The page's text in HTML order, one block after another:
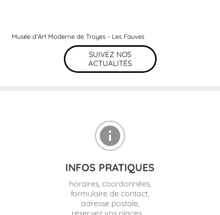
Musée d'Art Moderne de Troyes - Les Fauves
SUIVEZ NOS
ACTUALITÉS
info
INFOS PRATIQUES
horaires, coordonnées,
formulaire de contact,
adresse postale,
réservez vos places ...